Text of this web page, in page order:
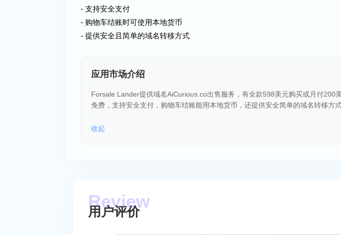
- 支持安全支付
- 购物车结账时可使用本地货币
- 提供安全且简单的域名转移方式
应用市场介绍
Forsale Lander提供域名AiCurious.co出售服务，有全款598美元购买或月付200
免费，支持安全支付，购物车结账能用本地货币，还提供安全简单的域名转移方式
收起
用户评价